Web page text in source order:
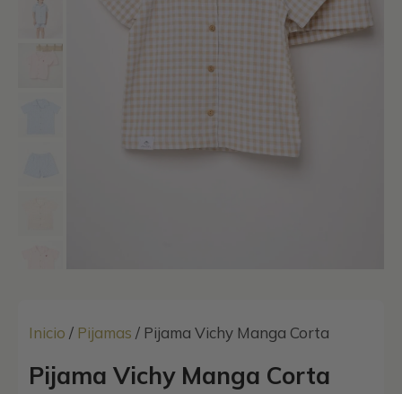
Inicio / Pijamas / Pijama Vichy Manga Corta
Pijama Vichy Manga Corta